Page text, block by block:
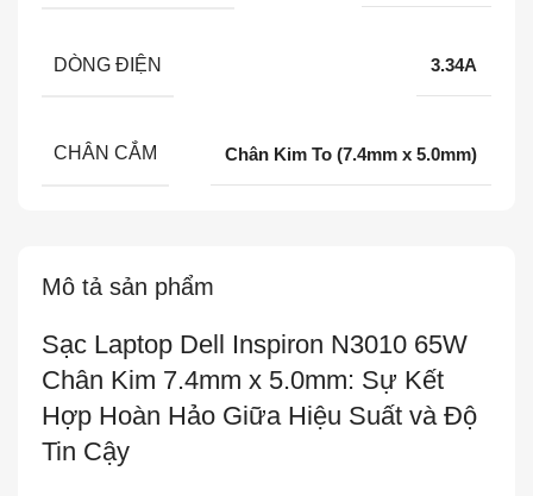
Mô tả sản phẩm
Sạc Laptop Dell Inspiron N3010 65W
Chân Kim 7.4mm x 5.0mm: Sự Kết
Hợp Hoàn Hảo Giữa Hiệu Suất và Độ
Tin Cậy
DÒNG ĐIỆN 3.34A
CHÂN CẮM Chân Kim To (7.4mm x 5.0mm)